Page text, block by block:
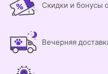
Скидки и бонусы
Вечерняя